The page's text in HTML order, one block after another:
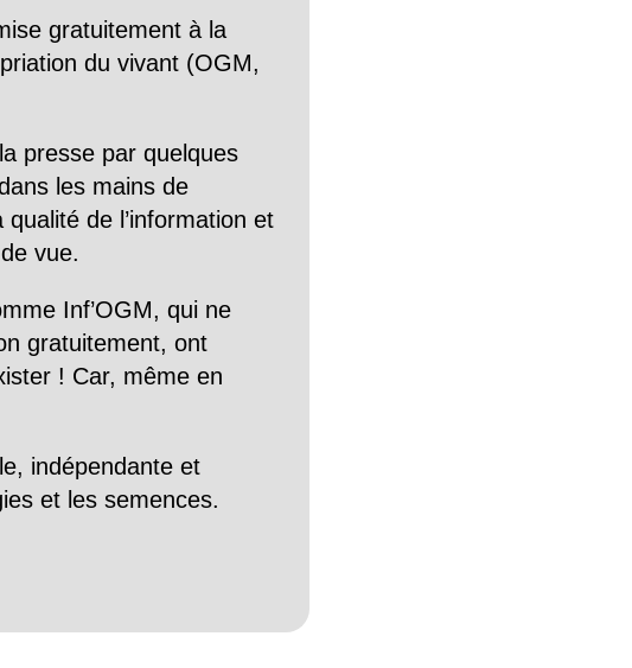
gratuitement à la
du vivant (OGM,
presse par quelques
les mains de
de l’information et
vue.
Inf’OGM, qui ne
gratuitement, ont
! Car, même en
indépendante et
et les semences.